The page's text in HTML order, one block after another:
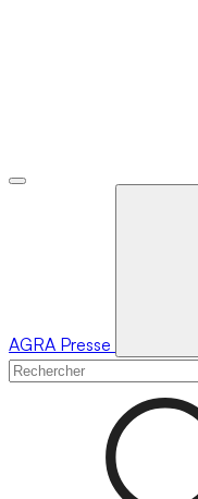
AGRA Presse